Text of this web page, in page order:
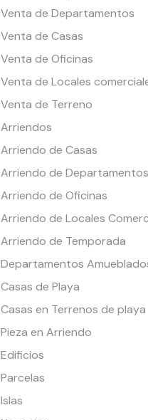
Venta de Departamentos
Venta de Casas
Venta de Oficinas
Venta de Locales
Venta de Terreno
Arriendos
Arriendo de Casas
Arriendo de Departamentos
Arriendo de Oficinas
Arriendo de Locales
Arriendo de Temporada
Departamentos
Casas de Playa
Casas en Terrenos de playa
Pieza en Arriendo
Edificios
Parcelas
Islas